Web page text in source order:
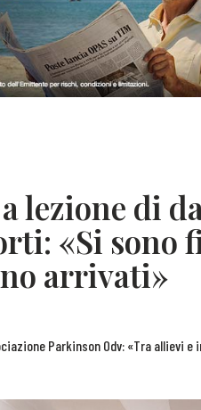
lezione di
«Si sono
arrivati»
Parkinson Odv: «Tra allievi e